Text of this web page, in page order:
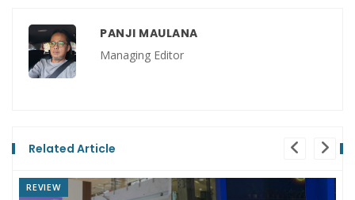
PANJI MAULANA
Managing Editor
Related Article
NEWS